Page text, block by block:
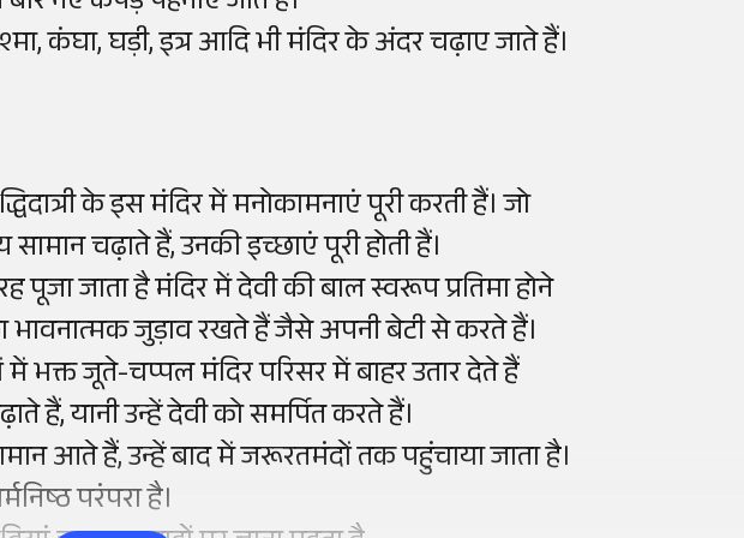
कंघा, घड़ी, इत्र आदि भी मंदिर के अंदर चढ़ाए जाते हैं।
के इस मंदिर में मनोकामनाएं पूरी करती हैं। जो
चढ़ाते हैं, उनकी इच्छाएं पूरी होती हैं।
पूजा जाता है मंदिर में देवी की बाल स्वरूप प्रतिमा होने
जुड़ाव रखते हैं जैसे अपनी बेटी से करते हैं।
भक्त जूते-चप्पल मंदिर परिसर में बाहर उतार देते हैं
हैं, यानी उन्हें देवी को समर्पित करते हैं।
आते हैं, उन्हें बाद में जरूरतमंदों तक पहुंचाया जाता है।
परंपरा है।